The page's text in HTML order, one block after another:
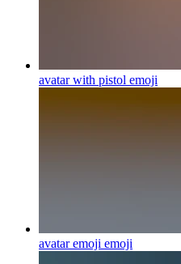
avatar with pistol emoji
avatar emoji emoji